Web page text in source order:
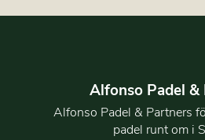
Alfonso Padel &
Alfonso Padel & Partners
padel runt om i